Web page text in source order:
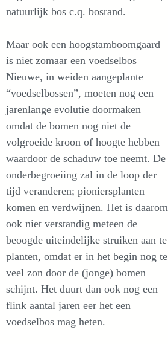
natuurlijk bos c.q. bosrand.
Maar ook een hoogstamboomgaard
is niet zomaar een voedselbos
Nieuwe, in weiden aangeplante
“voedselbossen”, moeten nog een
jarenlange evolutie doormaken
omdat de bomen nog niet de
volgroeide kroon of hoogte hebben
waardoor de schaduw toe neemt. De
onderbegroeiing zal in de loop der
tijd veranderen; pioniersplanten
komen en verdwijnen. Het is daarom
ook niet verstandig meteen de
beoogde uiteindelijke struiken aan te
planten, omdat er in het begin nog te
veel zon door de (jonge) bomen
schijnt. Het duurt dan ook nog een
flink aantal jaren eer het een
voedselbos mag heten.